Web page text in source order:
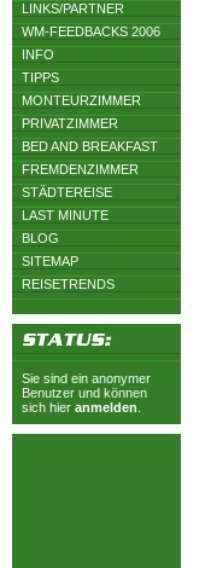
LINKS/PARTNER
WM-FEEDBACKS 2006
INFO
TIPPS
MONTEURZIMMER
PRIVATZIMMER
BED AND BREAKFAST
FREMDENZIMMER
STÄDTEREISE
LAST MINUTE
BLOG
SITEMAP
REISETRENDS
Sie sind ein anonymer
Benutzer und können
sich hier anmelden